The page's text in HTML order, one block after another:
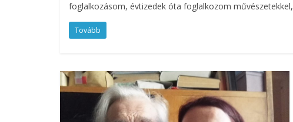
foglalkozásom, évtizedek óta foglalkozom művészetekkel,
Tovább